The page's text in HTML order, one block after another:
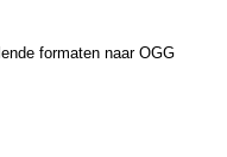
formaten naar OGG